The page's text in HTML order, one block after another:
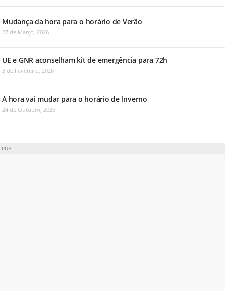
Mudança da hora para o horário de Verão
27 de Março, 2026
UE e GNR aconselham kit de emergência para 72h
3 de Fevereiro, 2026
A hora vai mudar para o horário de Inverno
24 de Outubro, 2025
PUB